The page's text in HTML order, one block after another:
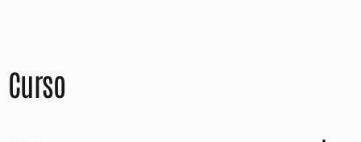
Curso